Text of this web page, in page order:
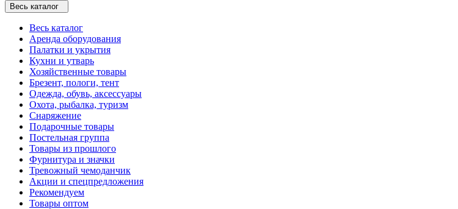
Весь каталог
Весь каталог
Аренда оборудования
Палатки и укрытия
Кухни и утварь
Хозяйственные товары
Брезент, пологи, тент
Одежда, обувь, аксессуары
Охота, рыбалка, туризм
Снаряжение
Подарочные товары
Постельная группа
Товары из прошлого
Фурнитура и значки
Тревожный чемоданчик
Акции и спецпредложения
Рекомендуем
Товары оптом